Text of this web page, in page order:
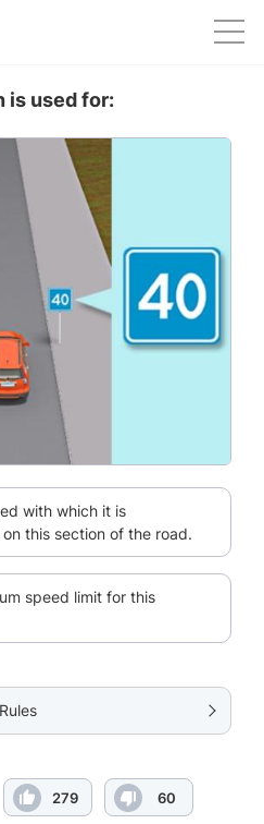
is used for:
with which it is
this section of the road.
speed limit for this
279 60